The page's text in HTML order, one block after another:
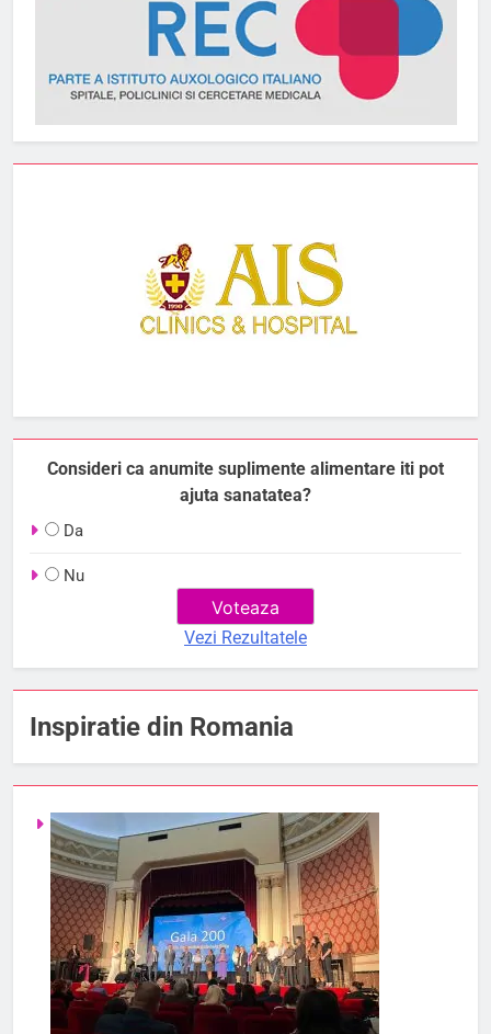
Consideri ca anumite suplimente alimentare iti pot
ajuta sanatatea?
Da
Nu
Vezi Rezultatele
Inspiratie din Romania